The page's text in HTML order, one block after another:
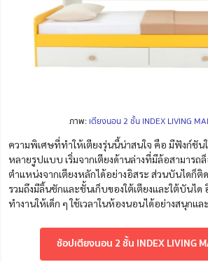
ภาพ: เตียงนอน 2 ชั้น INDEX LIVING
ความพิเศษที่ทำให้เตียงรุ่นนี้น่าสนใจ คือ มีฟังก์ชั
หลายรูปแบบ เริ่มจากเตียงด้านล่างที่มีล้อสามารถ
ตำแหน่งจากเตียงหลักได้อย่างอิสระ ส่วนบันไดก็ติ
รวมถึงมีลิ้นชักและชั้นเก็บของใต้เตียงและใต้บันได
ทำงานให้เด็ก ๆ ใช้เวลาในห้องนอนได้อย่างสนุกแล
ช้อปเตียงนอน 2 ชั้น INDEX LIVING